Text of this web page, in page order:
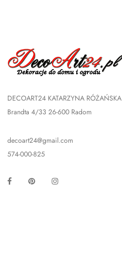
DECOART24 KATARZYNA RÓŻAŃSKA
Brandta 4/33 26-600 Radom
decoart24@gmail.com
574-000-825
Facebook Pinterest